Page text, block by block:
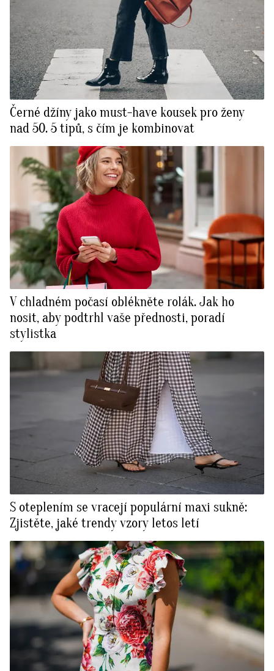
Černé džíny jako must-have kousek pro ženy
nad 50. 5 tipů, s čím je kombinovat
V chladném počasí oblékněte rolák. Jak ho
nosit, aby podtrhl vaše přednosti, poradí
stylistka
S oteplením se vracejí populární maxi sukně:
Zjistěte, jaké trendy vzory letos letí